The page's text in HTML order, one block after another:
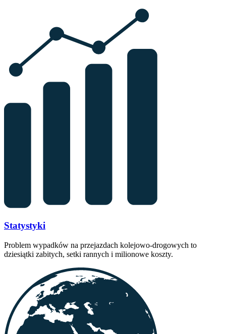
Statystyki
Problem wypadków na przejazdach kolejowo-drogowych to
dziesiątki zabitych, setki rannych i milionowe koszty.